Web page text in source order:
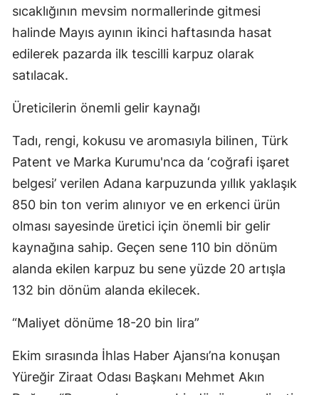
sıcaklığının mevsim normallerinde gitmesi
halinde Mayıs ayının ikinci haftasında hasat
edilerek pazarda ilk tescilli karpuz olarak
satılacak.
Üreticilerin önemli gelir kaynağı
Tadı, rengi, kokusu ve aromasıyla bilinen, Türk
Patent ve Marka Kurumu'nca da ‘coğrafi işaret
belgesi’ verilen Adana karpuzunda yıllık yaklaşık
850 bin ton verim alınıyor ve en erkenci ürün
olması sayesinde üretici için önemli bir gelir
kaynağına sahip. Geçen sene 110 bin dönüm
alanda ekilen karpuz bu sene yüzde 20 artışla
132 bin dönüm alanda ekilecek.
“Maliyet dönüme 18-20 bin lira”
Ekim sırasında İhlas Haber Ajansı’na konuşan
Yüreğir Ziraat Odası Başkanı Mehmet Akın